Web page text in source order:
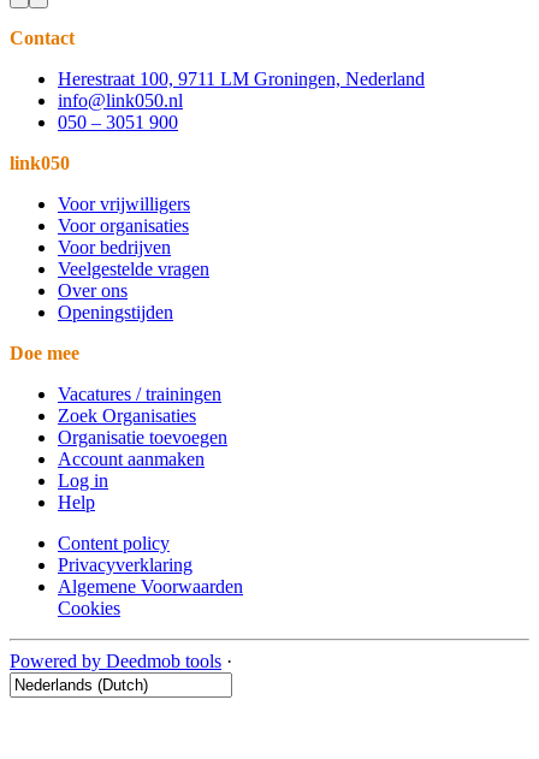
Contact
Herestraat 100, 9711 LM Groningen, Nederland
info@link050.nl
050 – 3051 900
link050
Voor vrijwilligers
Voor organisaties
Voor bedrijven
Veelgestelde vragen
Over ons
Openingstijden
Doe mee
Vacatures / trainingen
Zoek Organisaties
Organisatie toevoegen
Account aanmaken
Log in
Help
Content policy
Privacyverklaring
Algemene Voorwaarden
Cookies
Powered by Deedmob tools ·